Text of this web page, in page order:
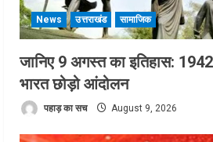
News उत्तराखंड सामाजिक
जानिए 9 अगस्त का इतिहास:
भारत छोड़ो आंदोलन
पहाड़ का सच August 9, 2026